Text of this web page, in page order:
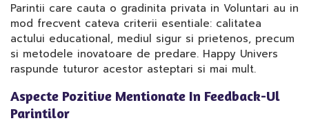
Parintii care cauta o gradinita privata in Voluntari au in
mod frecvent cateva criterii esentiale: calitatea
actului educational, mediul sigur si prietenos, precum
si metodele inovatoare de predare. Happy Univers
raspunde tuturor acestor asteptari si mai mult.
Aspecte Pozitive Mentionate In Feedback-Ul
Parintilor